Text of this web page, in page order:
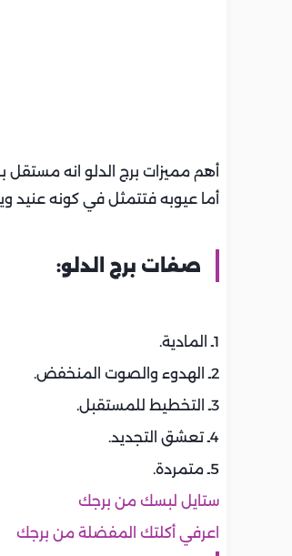
أهم مميزات برج الدلو انه مستقل
أما عيوبه فتتمثل في كونه عنيد
صفات برج الدلو:
1ـ المادية.
2ـ الهدوء والصوت المنخفض.
3ـ التخطيط للمستقبل.
4ـ تعشق التجديد.
5ـ متمردة.
ستايل لبسك من برجك
اعرفي أكلتك المفضلة من برجك